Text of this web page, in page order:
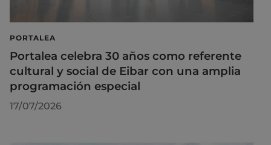
PORTALEA
Portalea celebra 30 años como referente
cultural y social de Eibar con una amplia
programación especial
17/07/2026